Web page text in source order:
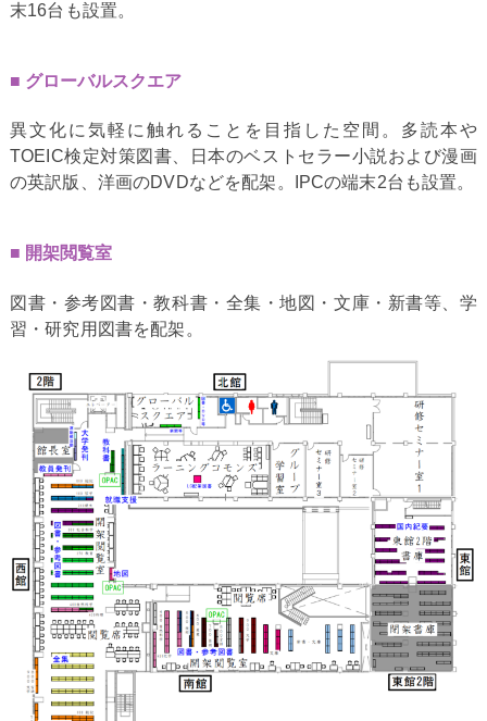
末16台も設置。
グローバルスクエア
異文化に気軽に触れることを目指した空間。多読本や
TOEIC検定対策図書、日本のベストセラー小説および漫画
の英訳版、洋画のDVDなどを配架。IPCの端末2台も設置。
開架閲覧室
図書・参考図書・教科書・全集・地図・文庫・新書等、学
習・研究用図書を配架。